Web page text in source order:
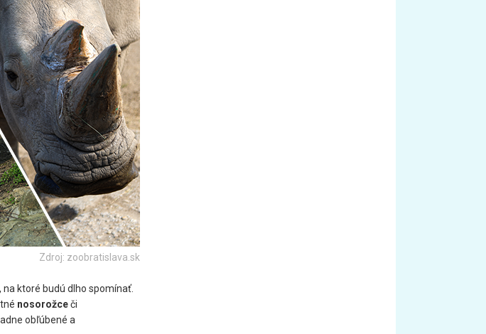
Zdroj: zoobratislava.sk
ktoré budú dlho spomínať.
nosorožceči
obľúbené a